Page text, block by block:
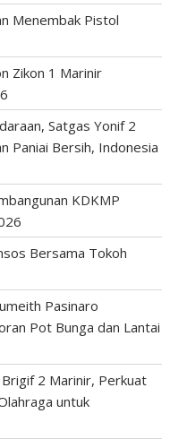
Menembak Pistol
Zikon 1 Marinir
Satgas Yonif 2
Paniai Bersih, Indonesia
KDKMP
Bersama Tokoh
Pasinaro
Pot Bunga dan Lantai
2 Marinir, Perkuat
untuk